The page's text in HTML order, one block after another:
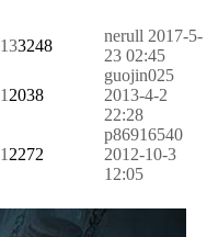
133248
nerull 2017-5-
23 02:45
1 2038
guojin025
2013-4-2
22:28
1 2272
p86916540
2012-10-3
12:05